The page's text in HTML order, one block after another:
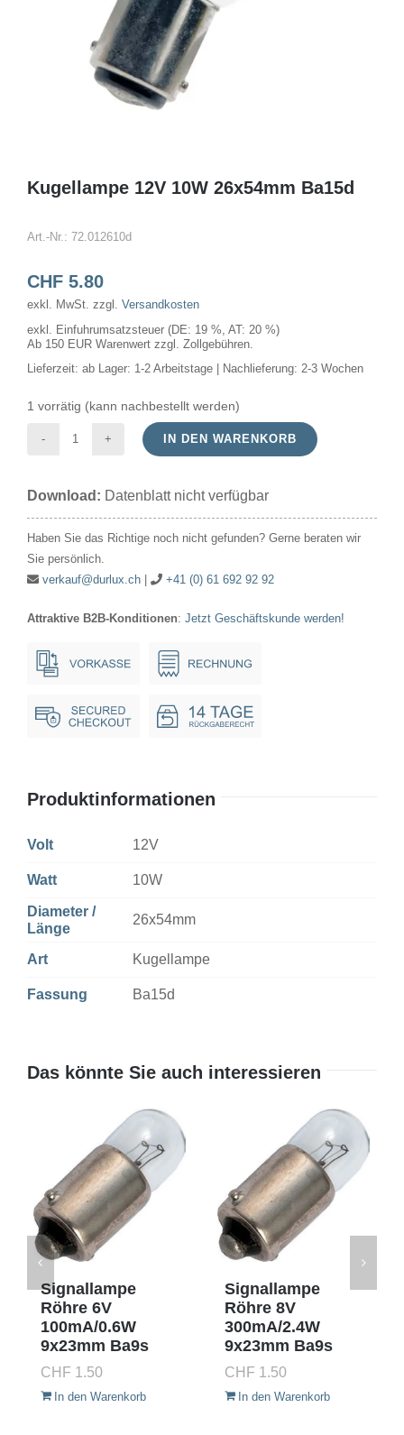
Kugellampe 12V 10W 26x54mm Ba15d
Art.-Nr.: 72.012610d
CHF5.80
exkl. MwSt. zzgl. Versandkosten
exkl. Einfuhrumsatzsteuer (DE: 19 %, AT: 20 %)
Ab 150 EUR Warenwert zzgl. Zollgebühren.
Lieferzeit: ab Lager: 1-2 Arbeitstage | Nachlieferung: 2-3 Wochen
1 vorrätig (kann nachbestellt werden)
Kugellampe
10W
Ba15d
Menge
IN DEN WARENKORB
Download: Datenblatt nicht verfügbar
Haben Sie das Richtige noch nicht gefunden? Gerne beraten wir
Sie persönlich.
verkauf@durlux.ch| +41 (0) 61 692 92 92
Attraktive B2B-Konditionen: Jetzt Geschäftskunde werden!
Produktinformationen
Volt 12V
Watt 10W
Diameter /
Länge
26x54mm
Art Kugellampe
Fassung Ba15d
Das könnte Sie auch interessieren
Signallampe
Röhre 6V
100mA/0.6W
9x23mm Ba9s
CHF 1.50
In den Warenkorb
Signallampe
Röhre 8V
300mA/2.4W
9x23mm Ba9s
CHF 1.50
In den Warenkorb